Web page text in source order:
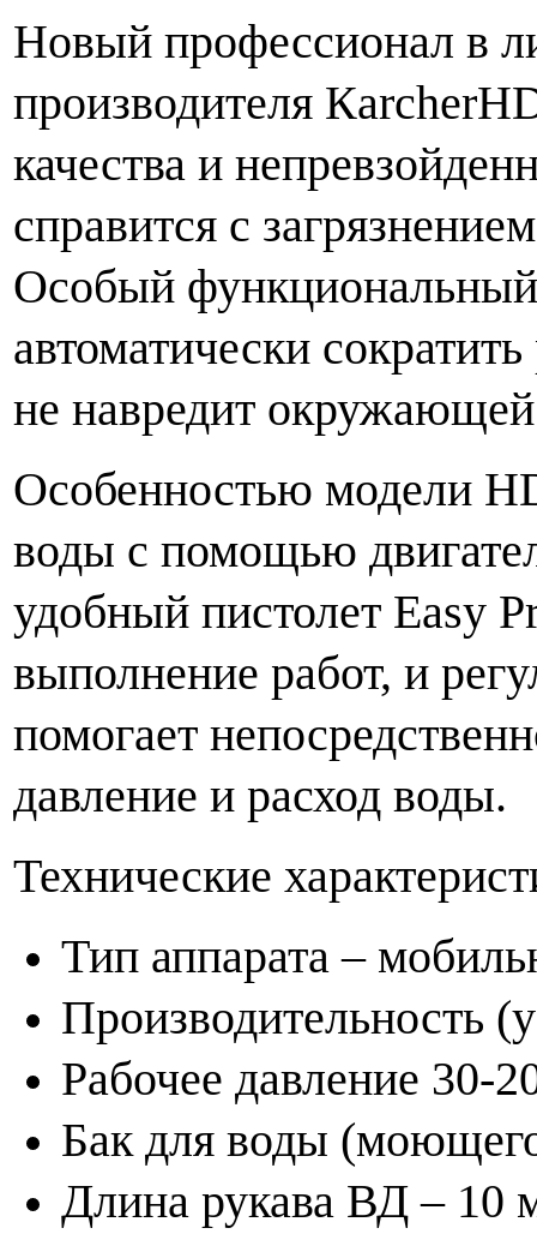
Новый профессионал в
производителя Кarcher
качества и
справится с
Особый
автоматически
не навредит
Особенностью модели
воды с помощью
удобный пистолет Easy
выполнение работ, и
помогает
давление и расход воды.
Технические
Тип аппарата –
Производительность
Рабочее давление 30-
Бак для воды
Длина рукава ВД – 10